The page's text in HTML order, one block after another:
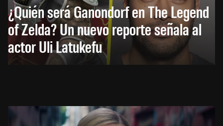
¿Quién será Ganondorf en The Legend
of Zelda? Un nuevo reporte señala al
actor Uli Latukefu